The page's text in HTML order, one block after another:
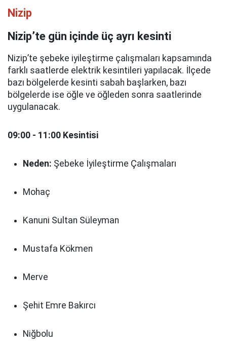
Nizip
Nizip’te gün içinde üç ayrı kesinti
Nizip’te şebeke iyileştirme çalışmaları kapsamında
farklı saatlerde elektrik kesintileri yapılacak. İlçede
bazı bölgelerde kesinti sabah başlarken, bazı
bölgelerde ise öğle ve öğleden sonra saatlerinde
uygulanacak.
09:00 - 11:00 Kesintisi
Neden: Şebeke İyileştirme Çalışmaları
Mohaç
Kanuni Sultan Süleyman
Mustafa Kökmen
Merve
Şehit Emre Bakırcı
Niğbolu